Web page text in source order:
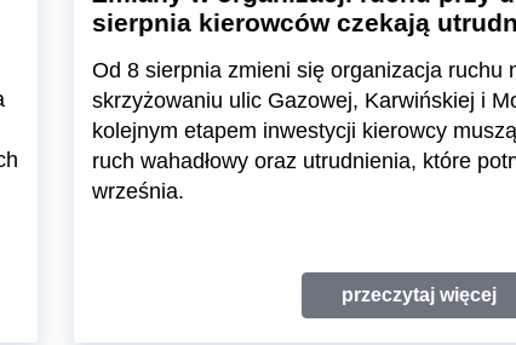
sierpnia kierowców czekają
Od 8 sierpnia zmieni się organizacja ruchu
skrzyżowaniu ulic Gazowej, Karwińskiej i
kolejnym etapem inwestycji kierowcy
ruch wahadłowy oraz utrudnienia, które
września.
przeczytaj więcej